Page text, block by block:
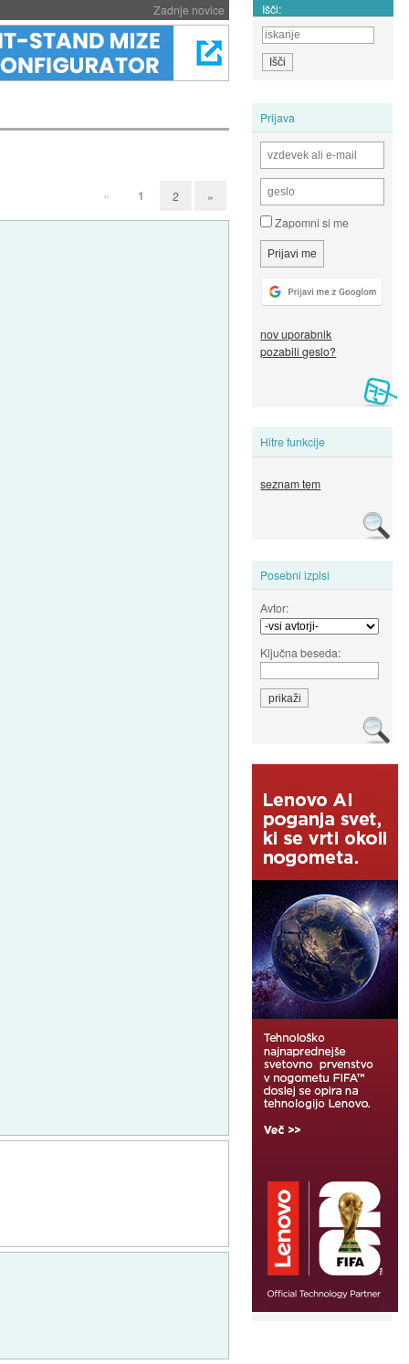
Zadnje novice Išči:
Prijava
Zapomni si me
nov uporabnik
pozabili geslo?
Hitre funkcije
seznam tem
Posebni izpisi
Avtor:
Ključna beseda:
« 1 2 »